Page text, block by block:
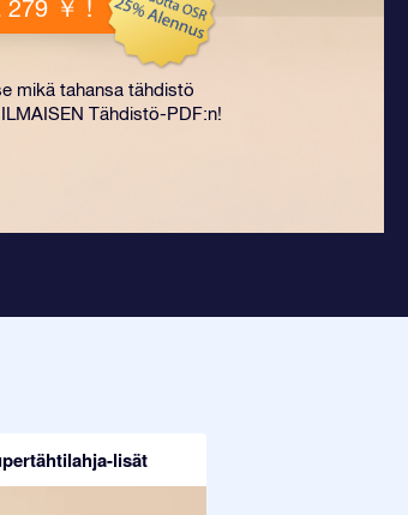
279 ￥ !
mikä tahansa tähdistö
Tähdistö-PDF:n!
lisät